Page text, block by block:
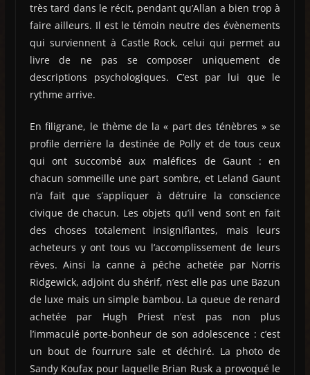
très tard dans le récit, pendant qu’Allan a bien trop à
faire ailleurs. Il est le témoin neutre des évènements
qui surviennent à Castle Rock, celui qui permet au
livre de ne pas se composer uniquement de
descriptions psychologiques. C’est par lui que le
rythme arrive.
En filigrane, le thème de la « part des ténèbres » se
profile derrière la destinée de Polly et de tous ceux
qui ont succombé aux maléfices de Gaunt : en
chacun sommeille une part sombre, et Leland Gaunt
n’a fait que s’appliquer à détruire la conscience
civique de chacun. Les objets qu’il vend sont en fait
des choses totalement insignifiantes, mais leurs
acheteurs y ont tous vu l’accomplissement de leurs
rêves. Ainsi la canne à pêche achetée par Norris
Ridgewick, adjoint du shérif, n’est elle pas une Bazun
de luxe mais un simple bambou. La queue de renard
achetée par Hugh Priest n’est pas non plus
l’immaculé porte-bonheur de son adolescence : c’est
un bout de fourrure sale et déchiré. La photo de
Sandy Koufax pour laquelle Brian Rusk a provoqué le